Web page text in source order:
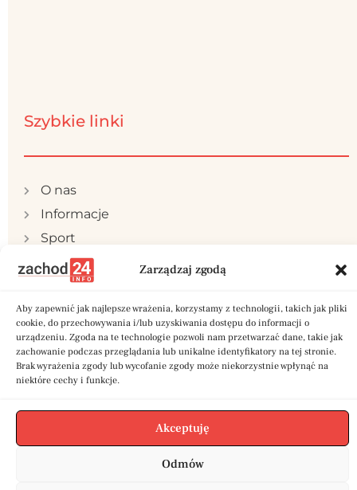
Zarządzaj zgodą
Aby zapewnić jak najlepsze wrażenia, korzystamy z technologii, takich jak pliki
cookie, do przechowywania i/lub uzyskiwania dostępu do informacji o
urządzeniu. Zgoda na te technologie pozwoli nam przetwarzać dane, takie jak
zachowanie podczas przeglądania lub unikalne identyfikatory na tej stronie.
Brak wyrażenia zgody lub wycofanie zgody może niekorzystnie wpłynąć na
niektóre cechy i funkcje.
Akceptuję
Odmów
Szybkie linki
O nas
Informacje
Sport
Publicystyka
Samorząd
Polityka prywatności
Reklama
Kontakt
Copyright © 2024 zachod24.info | Stworzone w
ramach projektu